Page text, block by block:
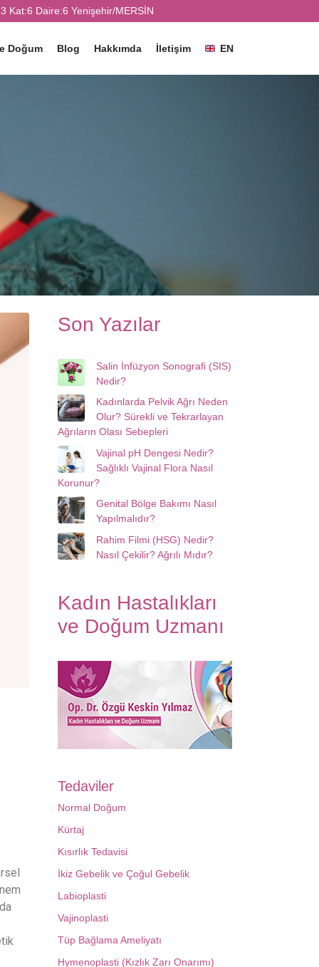
Kat:6 Daire:6 Yenişehir/MERSİN
Doğum Blog Hakkımda İletişim EN
Son Yazılar
Salin İnfüzyon Sonografi (SIS)
Nedir?
Kadınlarda Pelvik Ağrı Neden
Olur? Sürekli ve Tekrarlayan
Ağrıların Olası Sebepleri
Vajinal pH Dengesi Nedir?
Sağlıklı Vajinal Flora Nasıl
Korunur?
Genital Bölge Bakımı Nasıl
Yapılmalıdır?
Rahim Filmi (HSG) Nedir?
Nasıl Çekilir? Ağrılı Mıdır?
Kadın Hastalıkları
ve Doğum Uzmanı
Tedaviler
Normal Doğum
Kürtaj
Kısırlık Tedavisi
İkiz Gebelik ve Çoğul Gebelik
Labioplasti
Vajinoplasti
Tüp Bağlama Ameliyatı
Hymenoplasti (Kızlık Zarı Onarımı)